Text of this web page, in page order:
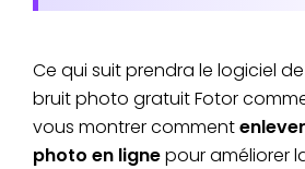
Ce qui suit prendra le logiciel
bruit photo gratuit Fotor
vous montrer comment
photo en lignepour améliorer